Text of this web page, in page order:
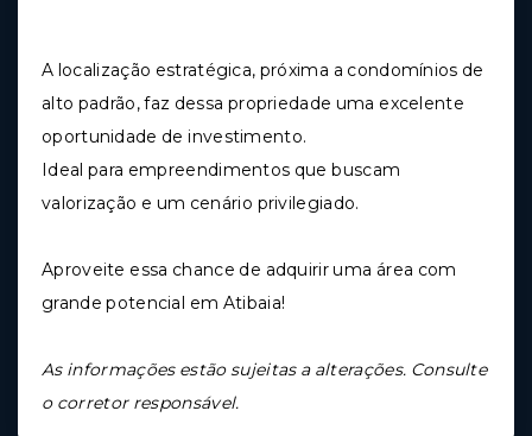
A localização estratégica, próxima a condomínios de
alto padrão, faz dessa propriedade uma excelente
oportunidade de investimento.
Ideal para empreendimentos que buscam
valorização e um cenário privilegiado.
Aproveite essa chance de adquirir uma área com
grande potencial em Atibaia!
As informações estão sujeitas a alterações. Consulte
o corretor responsável.